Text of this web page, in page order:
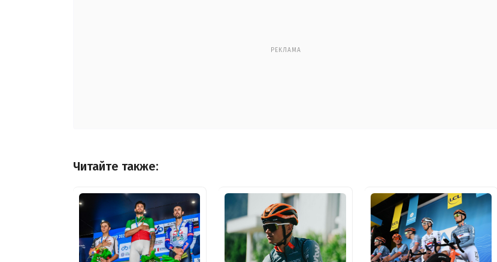
РЕКЛАМА
Читайте также: